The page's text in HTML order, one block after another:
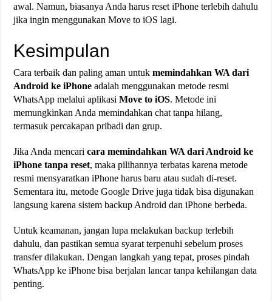
awal. Namun, biasanya Anda harus reset iPhone terlebih dahulu
jika ingin menggunakan Move to iOS lagi.
Kesimpulan
Cara terbaik dan paling aman untukmemindahkan WA dari
Android ke iPhone adalah menggunakan metode resmi
WhatsApp melalui aplikasiMove to iOS. Metode ini
memungkinkan Anda memindahkan chat tanpa hilang,
termasuk percakapan pribadi dan grup.
Jika Anda mencaricara memindahkan WA dari Android ke
iPhone tanpa reset, maka pilihannya terbatas karena metode
resmi mensyaratkan iPhone harus baru atau sudah di-reset.
Sementara itu, metode Google Drive juga tidak bisa digunakan
langsung karena sistem backup Android dan iPhone berbeda.
Untuk keamanan, jangan lupa melakukan backup terlebih
dahulu, dan pastikan semua syarat terpenuhi sebelum proses
transfer dilakukan. Dengan langkah yang tepat, proses pindah
WhatsApp ke iPhone bisa berjalan lancar tanpa kehilangan data
penting.